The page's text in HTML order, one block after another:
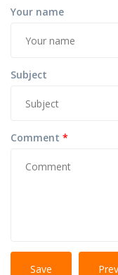
Your name
Subject
Comment *